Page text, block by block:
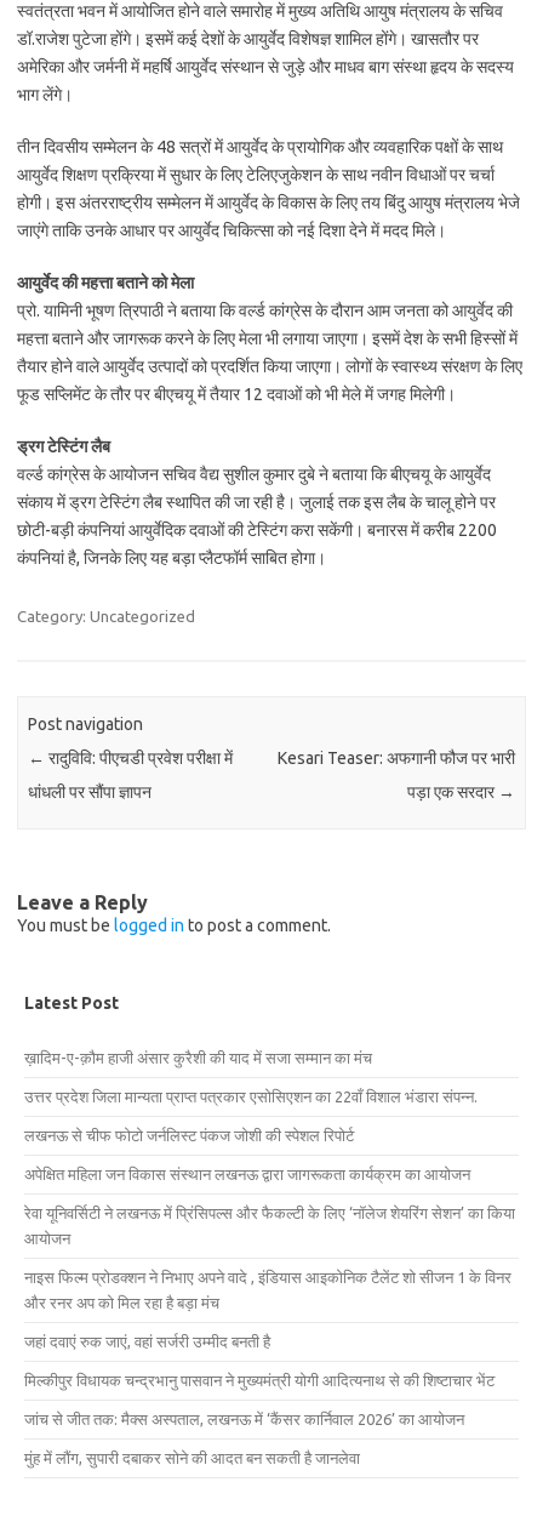
स्‍वतंत्रता भवन में आयोजित होने वाले समारोह में मुख्‍य अतिथि आयुष मंत्रालय के सचिव
डॉ.राजेश पुटेजा होंगे। इसमें कई देशों के आयुर्वेद विशेषज्ञ शामिल होंगे। खासतौर पर
अमेरिका और जर्मनी में महर्षि आयुर्वेद संस्‍थान से जुड़े और माधव बाग संस्‍था हृदय के सदस्‍य
भाग लेंगे।
तीन दिवसीय सम्‍मेलन के 48 सत्रों में आयुर्वेद के प्रायोगिक और व्‍यवहारिक पक्षों के साथ
आयुर्वेद शिक्षण प्रक्रिया में सुधार के लिए टेलिएजुकेशन के साथ नवीन विधाओं पर चर्चा
होगी। इस अंतरराष्‍ट्रीय सम्‍मेलन में आयुर्वेद के विकास के लिए तय बिंदु आयुष मंत्रालय भेजे
जाएंगे ताकि उनके आधार पर आयुर्वेद चिकित्‍सा को नई दिशा देने में मदद मिले।
आयुर्वेद की महत्ता बताने को मेला
प्रो. यामिनी भूषण त्रिपाठी ने बताया कि वर्ल्‍ड कांग्रेस के दौरान आम जनता को आयुर्वेद की
महत्ता बताने और जागरूक करने के लिए मेला भी लगाया जाएगा। इसमें देश के सभी हिस्‍सों में
तैयार होने वाले आयुर्वेद उत्‍पादों को प्रदर्शित किया जाएगा। लोगों के स्‍वास्‍थ्‍य संरक्षण के लिए
फूड सप्लिमेंट के तौर पर बीएचयू में तैयार 12 दवाओं को भी मेले में जगह मिलेगी।
ड्रग टेस्टिंग लैब
वर्ल्‍ड कांग्रेस के आयोजन सचिव वैद्य सुशील कुमार दुबे ने बताया कि बीएचयू के आयुर्वेद
संकाय में ड्रग टेस्टिंग लैब स्‍थापित की जा रही है। जुलाई तक इस लैब के चालू होने पर
छोटी-बड़ी कंपनियां आयुर्वेदिक दवाओं की टेस्टिंग करा सकेंगी। बनारस में करीब 2200
कंपनियां है, जिनके लिए यह बड़ा प्लैटफॉर्म साबित होगा।
Category: Uncategorized
Post navigation
← रादुविवि: पीएचडी प्रवेश परीक्षा में
धांधली पर सौंपा ज्ञापन
Kesari Teaser: अफगानी फौज पर भारी
पड़ा एक सरदार →
Leave a Reply
You must be logged in to post a comment.
Latest Post
ख़ादिम-ए-क़ौम हाजी अंसार कुरैशी की याद में सजा सम्मान का मंच
उत्तर प्रदेश जिला मान्यता प्राप्त पत्रकार एसोसिएशन का 22वाँ विशाल भंडारा संपन्न.
लखनऊ से चीफ फोटो जर्नलिस्ट पंकज जोशी की स्पेशल रिपोर्ट
अपेक्षित महिला जन विकास संस्थान लखनऊ द्वारा जागरूकता कार्यक्रम का आयोजन
रेवा यूनिवर्सिटी ने लखनऊ में प्रिंसिपल्स और फैकल्टी के लिए ‘नॉलेज शेयरिंग सेशन’ का किया
आयोजन
नाइस फिल्म प्रोडक्शन ने निभाए अपने वादे , इंडियास आइकोनिक टैलेंट शो सीजन 1 के विनर
और रनर अप को मिल रहा है बड़ा मंच
जहां दवाएं रुक जाएं, वहां सर्जरी उम्मीद बनती है
मिल्कीपुर विधायक चन्द्रभानु पासवान ने मुख्यमंत्री योगी आदित्यनाथ से की शिष्टाचार भेंट
जांच से जीत तक: मैक्स अस्पताल, लखनऊ में ‘कैंसर कार्निवाल 2026’ का आयोजन
मुंह में लौंग, सुपारी दबाकर सोने की आदत बन सकती है जानलेवा